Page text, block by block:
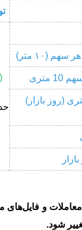
(۱۰ متر)
(روز بازار)
حدود 46
و فایل‌های
شود.